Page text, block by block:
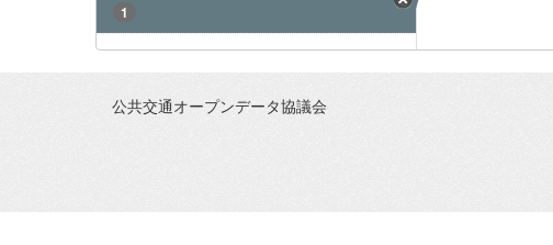
1
公共交通オープンデータ協議会